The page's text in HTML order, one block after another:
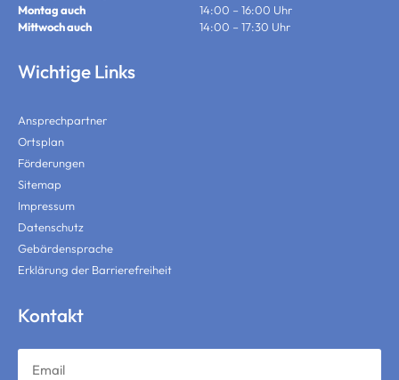
Montag auch
14:00 – 16:00 Uhr
Mittwoch auch
14:00 – 17:30 Uhr
Wichtige Links
Ansprechpartner
Ortsplan
Förderungen
Sitemap
Impressum
Datenschutz
Gebärdensprache
Erklärung der Barrierefreiheit
Kontakt